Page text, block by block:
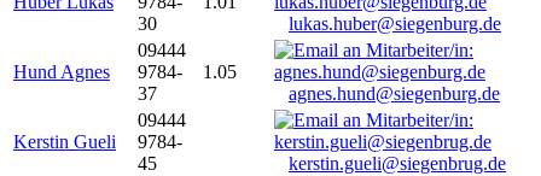
30
lukas.huber@siegenburg.de
Hund Agnes
09444
9784-
37
1.05
agnes.hund@siegenburg.de
Kerstin Gueli
09444
9784-
45
kerstin.gueli@siegenbrug.de